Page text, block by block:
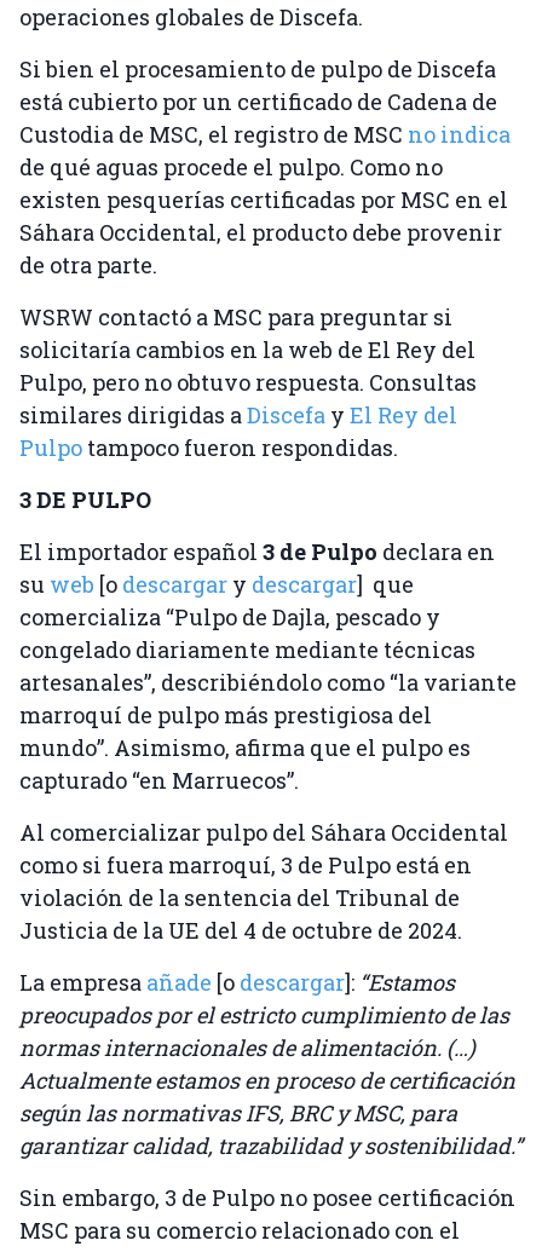
operaciones globales de Discefa.
Si bien el procesamiento de pulpo de Discefa
está cubierto por un certificado de Cadena de
Custodia de MSC, el registro de MSC no indica
de qué aguas procede el pulpo. Como no
existen pesquerías certificadas por MSC en el
Sáhara Occidental, el producto debe provenir
de otra parte.
WSRW contactó a MSC para preguntar si
solicitaría cambios en la web de El Rey del
Pulpo, pero no obtuvo respuesta. Consultas
similares dirigidas aDiscefa y El Rey del
Pulpo tampoco fueron respondidas.
3 DE PULPO
El importador español 3 de Pulpo declara en
su web [o descargar y descargar] que
comercializa “Pulpo de Dajla, pescado y
congelado diariamente mediante técnicas
artesanales”, describiéndolo como “la variante
marroquí de pulpo más prestigiosa del
mundo”. Asimismo, afirma que el pulpo es
capturado “en Marruecos”.
Al comercializar pulpo del Sáhara Occidental
como si fuera marroquí, 3 de Pulpo está en
violación de la sentencia del Tribunal de
Justicia de la UE del 4 de octubre de 2024.
La empresa añade [o descargar]: “Estamos
preocupados por el estricto cumplimiento de las
normas internacionales de alimentación. (…)
Actualmente estamos en proceso de certificación
según las normativas IFS, BRC y MSC, para
garantizar calidad, trazabilidad y sostenibilidad.”
Sin embargo, 3 de Pulpo no posee certificación
MSC para su comercio relacionado con el